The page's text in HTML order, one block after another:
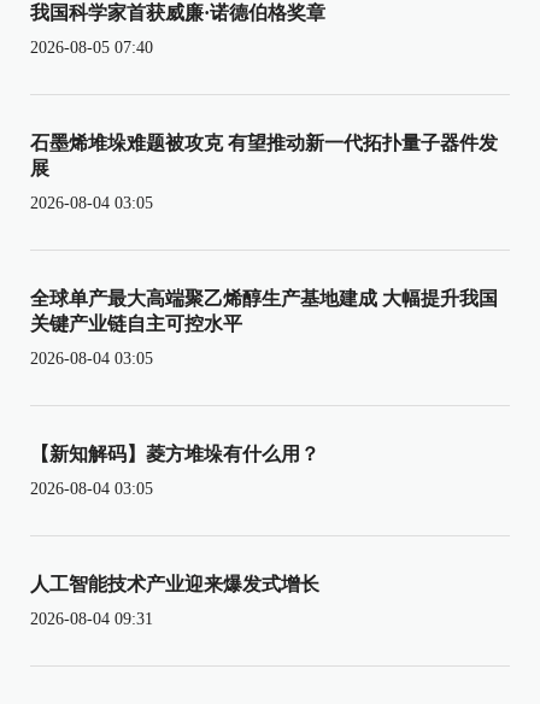
我国科学家首获威廉·诺德伯格奖章
2026-08-05 07:40
石墨烯堆垛难题被攻克 有望推动新一代拓扑量子器件发
展
2026-08-04 03:05
全球单产最大高端聚乙烯醇生产基地建成 大幅提升我国
关键产业链自主可控水平
2026-08-04 03:05
【新知解码】菱方堆垛有什么用？
2026-08-04 03:05
人工智能技术产业迎来爆发式增长
2026-08-04 09:31